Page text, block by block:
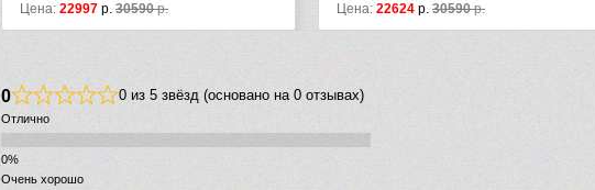
Цена: 22997 р. 30590р. Цена: 22624 р. 30590р.
0 0 из 5 звёзд (основано на 0 отзывах)
Отлично
Очень хорошо